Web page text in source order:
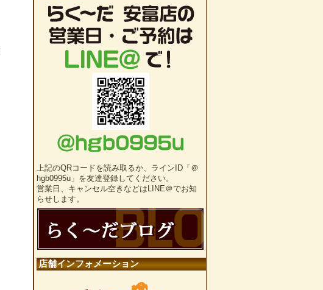
上記のQRコードを読み取るか、ラインID「＠
hgb0995u」を友達登録してください。
営業日、キャンセル空きなどはLINE＠でお知
らせします。
店舗インフォメーション